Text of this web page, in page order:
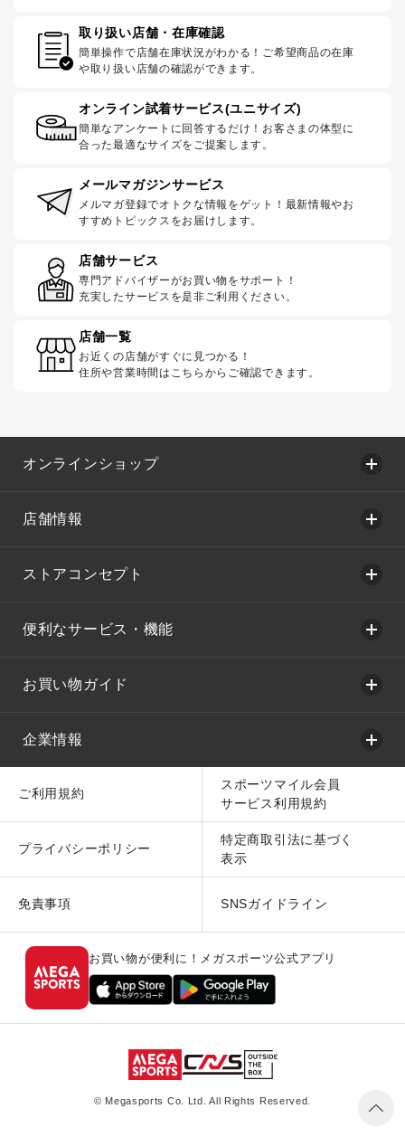
取り扱い店舗・在庫確認
簡単操作で店舗在庫状況がわかる！ご希望商品の在庫
や取り扱い店舗の確認ができます。
オンライン試着サービス(ユニサイズ)
簡単なアンケートに回答するだけ！お客さまの体型に
合った最適なサイズをご提案します。
メールマガジンサービス
メルマガ登録でオトクな情報をゲット！最新情報やお
すすめトピックスをお届けします。
店舗サービス
専門アドバイザーがお買い物をサポート！
充実したサービスを是非ご利用ください。
店舗一覧
お近くの店舗がすぐに見つかる！
住所や営業時間はこちらからご確認できます。
オンラインショップ
店舗情報
ストアコンセプト
便利なサービス・機能
お買い物ガイド
企業情報
ご利用規約
スポーツマイル会員
サービス利用規約
プライバシーポリシー
特定商取引法に基づく
表示
免責事項 SNSガイドライン
お買い物が便利に！メガスポーツ公式アプリ
© Megasports Co. Ltd. All Rights Reserved.